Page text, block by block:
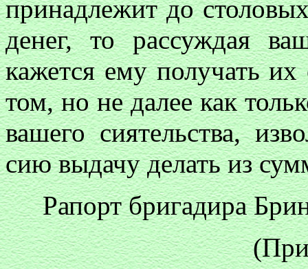
принадлежит до
денег, то рассуждая
кажется ему получать
том, но не далее как
вашего сиятельства,
сию выдачу делать из
Рапорт бригадира